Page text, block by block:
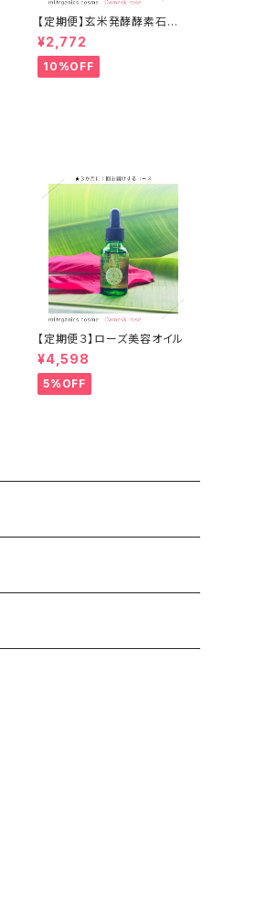
【定期便】玄米発酵酵素石け
ん エムオーガニクス
¥2,772
10%OFF
【定期便３】ローズ美容オイル
¥4,598
5%OFF